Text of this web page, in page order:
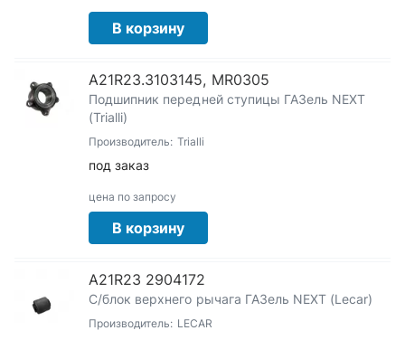
В корзину
A21R23.3103145, MR0305
Подшипник передней ступицы ГАЗель NEXT
(Trialli)
Производитель: Trialli
под заказ
цена по запросу
В корзину
А21R23 2904172
С/блок верхнего рычага ГАЗель NEXT (Lecar)
Производитель: LECAR